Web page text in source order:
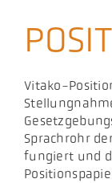
Vitako-
Sprachrohr
fungiert und